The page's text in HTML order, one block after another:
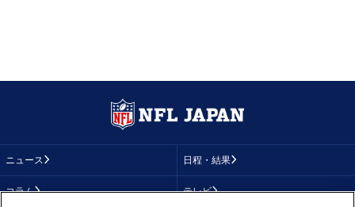
ニュース 日程・結果
コラム テレビ